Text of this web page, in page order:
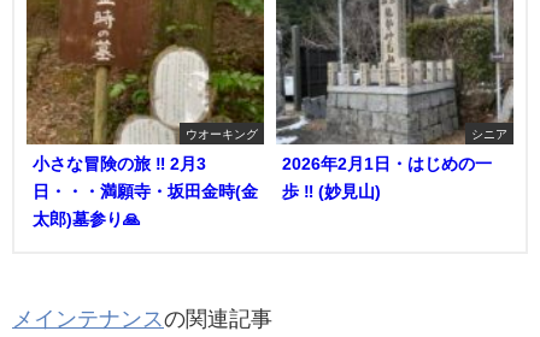
ウオーキング
小さな冒険の旅 ‼︎ 2月3
日・・・満願寺・坂田金時(金
太郎)墓参り🙏
シニア
2026年2月1日・はじめの一
歩 ‼︎ (妙見山)
メインテナンスの関連記事